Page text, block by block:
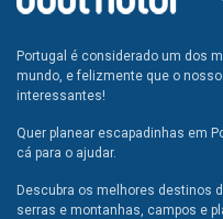
Portugal é considerado um dos
mundo, e felizmente que o
interessantes!
Quer planear escapadinhas em
cá para o ajudar.
Descubra os melhores destinos
serras e montanhas, campos e